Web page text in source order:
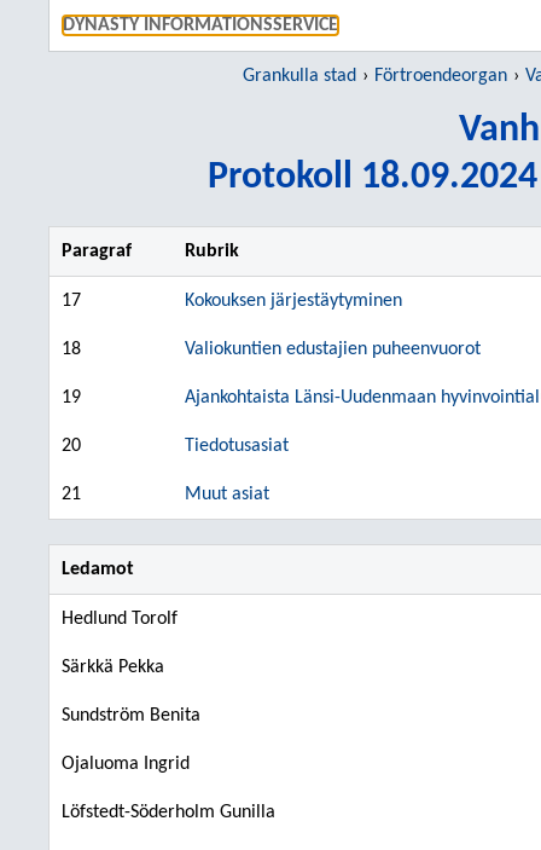
DYNASTY INFORMATIONSSERVICE
Grankulla stad Förtroendeorgan
Protokoll
Paragraf Rubrik
17 Kokouksen järjestäytyminen
18 Valiokuntien edustajien puheenvuorot
19 Ajankohtaista Länsi-Uudenmaan
20 Tiedotusasiat
21 Muut asiat
Ledamot
Hedlund Torolf
Särkkä Pekka
Sundström Benita
Ojaluoma Ingrid
Löfstedt-Söderholm Gunilla